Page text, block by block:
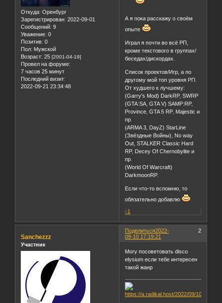
Откуда: Оренбург
Зарегистрирован: 2022-09-01
Сообщений: 9
Уважение: 0
Позитив: 0
Пол: Мужской
Возраст: 25 [2001-04-19]
Провел на форуме:
7 часов 25 минут
Последний визит:
2022-09-21 23:34:48
А я пока расскажу о своём
опыте
Играл я почти во всё РП,
кроме текстового в группах/
беседах/дискордах.
Список проектов/Игр, а по
другому мой топ уровня РП.
От худшего к лучшему:
(Garry's Mod) DarkRP, SWRP
(GTA:SA, GTA V) SAMP:RP,
Province, GTA 5 RP, Majestic и
пр.
(ARMA 3, DayZ) StarLine
(Звёздные Войны), No way
Out, STALKER Classic Hard
RP, Decey Of Chernobylite и
пр.
(World Of Warcraft)
DarkmoonRP.
Если что-то вспомню, то
обязательно добавлю
-1
Поделиться 2
2022-
09-10 17:19:21
Sanchezzz
Участник
Могу посоветовать disco
elysium если тебе интересен
такой жанр